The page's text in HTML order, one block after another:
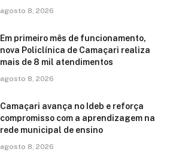
agosto 8, 2026
Em primeiro mês de funcionamento,
nova Policlínica de Camaçari realiza
mais de 8 mil atendimentos
agosto 8, 2026
Camaçari avança no Ideb e reforça
compromisso com a aprendizagem na
rede municipal de ensino
agosto 8, 2026